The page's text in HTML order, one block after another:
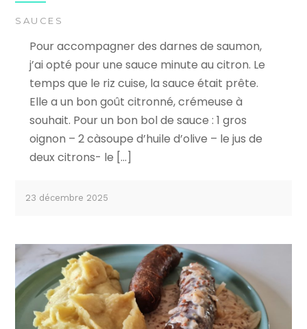
SAUCES
Pour accompagner des darnes de saumon,
j’ai opté pour une sauce minute au citron. Le
temps que le riz cuise, la sauce était prête.
Elle a un bon goût citronné, crémeuse à
souhait. Pour un bon bol de sauce : 1 gros
oignon – 2 càsoupe d’huile d’olive – le jus de
deux citrons- le […]
23 décembre 2025